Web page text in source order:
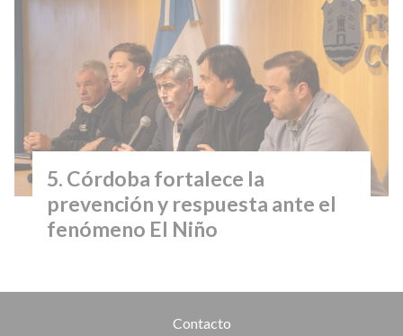
Córdoba fortalece la
prevención y respuesta ante el
fenómeno El Niño
Contacto